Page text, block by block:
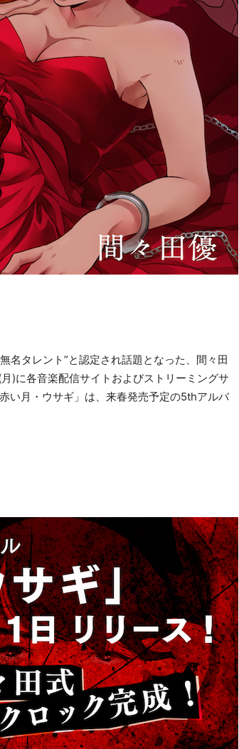
名タレント”と認定され話題となった、間々田
)に各音楽配信サイトおよびストリーミングサ
い月・ウサギ」は、来春発売予定の5thアルバ